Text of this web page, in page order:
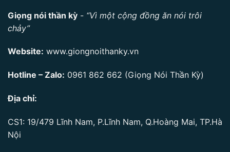
Giọng nói thần kỳ - “Vì một cộng đồng ăn nói trôi
chảy”
Website: www.giongnoithanky.vn
Hotline – Zalo: 0961 862 662 (Giọng Nói Thần Kỳ)
Địa chỉ:
CS1: 19/479 Lĩnh Nam, P.Lĩnh Nam, Q.Hoàng Mai, TP.Hà
Nội